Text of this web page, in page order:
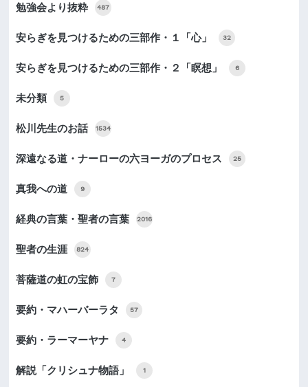
勉強会より抜粋 487
安らぎを見つけるための三部作・１「心」 32
安らぎを見つけるための三部作・２「瞑想」 6
未分類 5
松川先生のお話 1534
深遠なる道・ナーローの六ヨーガのプロセス 25
真我への道 9
経典の言葉・聖者の言葉 2016
聖者の生涯 824
菩薩道の虹の宝飾 7
要約・マハーバーラタ 57
要約・ラーマーヤナ 4
解説「クリシュナ物語」 1